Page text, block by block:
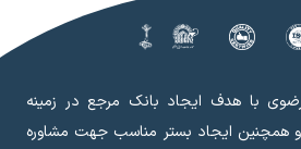
با هدف ایجاد بانک مرجع در زمینه
و همچنین ایجاد بستر مناسب جهت مشاوره